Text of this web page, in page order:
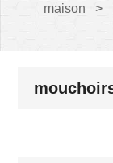
maison >